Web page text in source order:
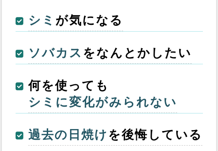
シミ が気になる
ソバカス をなんとかしたい
何を使っても
シミに変化がみられない
過去の日焼け を後悔している